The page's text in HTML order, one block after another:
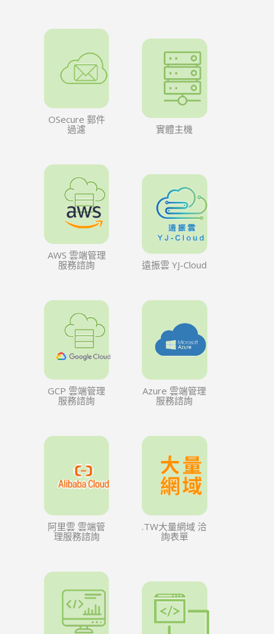
OSecure 郵件
過濾
實體主機
AWS 雲端管理
服務諮詢
遠振雲 YJ-Cloud
GCP 雲端管理
服務諮詢
Azure 雲端管理
服務諮詢
阿里雲 雲端管
理服務諮詢
.TW大量網域 洽
詢表單